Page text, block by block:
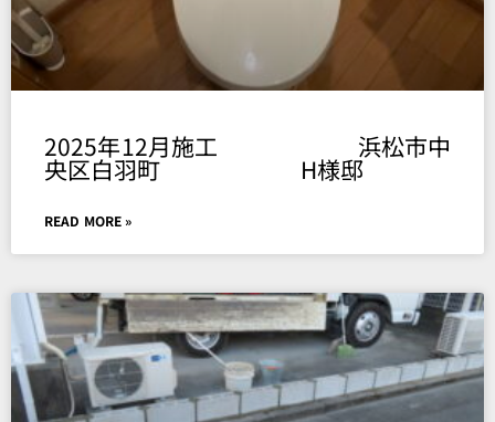
2025年12月施工 浜松市中
央区白羽町 H様邸
READ MORE »